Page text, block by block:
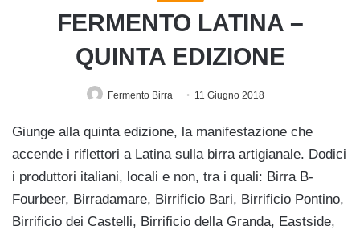
FERMENTO LATINA –
QUINTA EDIZIONE
Fermento Birra 11 Giugno 2018
Giunge alla quinta edizione, la manifestazione che
accende i riflettori a Latina sulla birra artigianale. Dodici
i produttori italiani, locali e non, tra i quali: Birra B-
Fourbeer, Birradamare, Birrificio Bari, Birrificio Pontino,
Birrificio dei Castelli, Birrificio della Granda, Eastside,